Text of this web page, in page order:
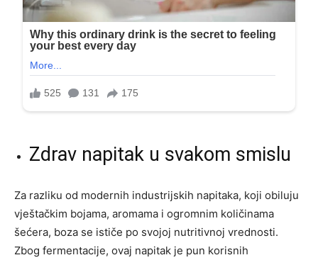
Zdrav napitak u svakom smislu
Za razliku od modernih industrijskih napitaka, koji obiluju
vještačkim bojama, aromama i ogromnim količinama
šećera, boza se ističe po svojoj nutritivnoj vrednosti.
Zbog fermentacije, ovaj napitak je pun korisnih